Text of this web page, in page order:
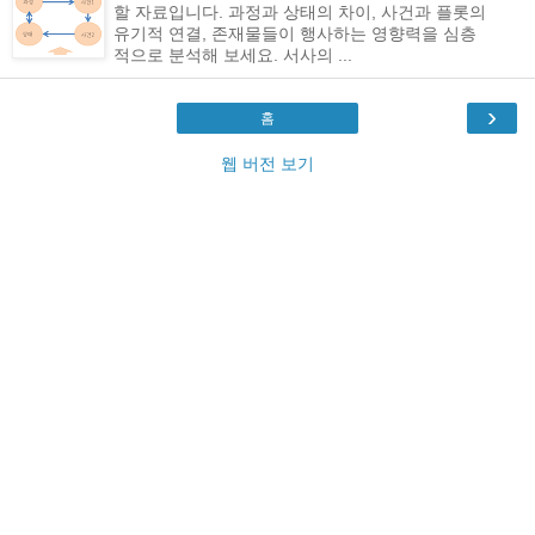
할 자료입니다. 과정과 상태의 차이, 사건과 플롯의
유기적 연결, 존재물들이 행사하는 영향력을 심층
적으로 분석해 보세요. 서사의 ...
›
홈
웹 버전 보기